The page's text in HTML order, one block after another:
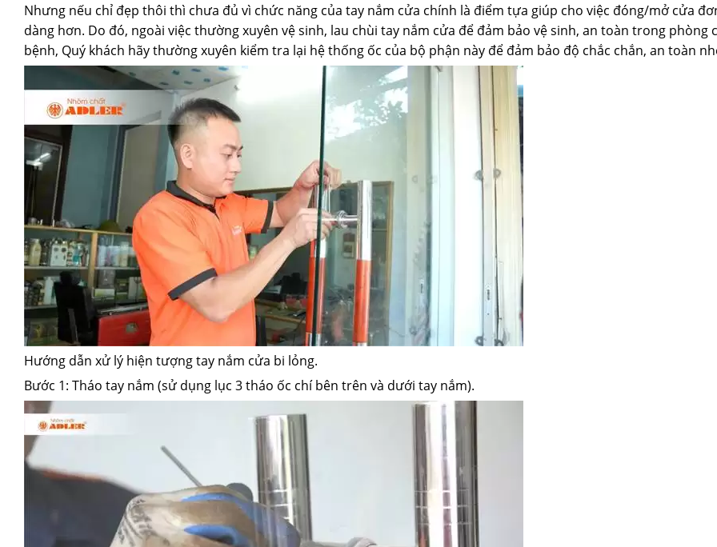
Nhưng nếu chỉ đẹp thôi thì chưa đủ vì chức năng của tay nắm cửa chính là điểm tựa giúp cho việc đóng/mở cửa
dàng hơn. Do đó, ngoài việc thường xuyên vệ sinh, lau chùi tay nắm cửa để đảm bảo vệ sinh, an toàn trong phòng
bệnh, Quý khách hãy thường xuyên kiểm tra lại hệ thống ốc của bộ phận này để đảm bảo độ chắc chắn, an toàn
Hướng dẫn xử lý hiện tượng tay nắm cửa bi lỏng.
Bước 1: Tháo tay nắm (sử dụng lục 3 tháo ốc chí bên trên và dưới tay nắm).